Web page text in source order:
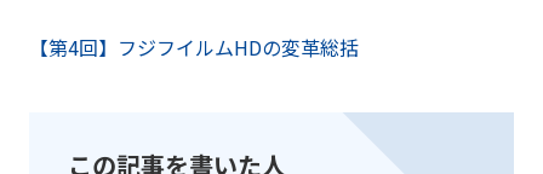
【第4回】フジフイルムHDの変革総括
この記事を書いた人